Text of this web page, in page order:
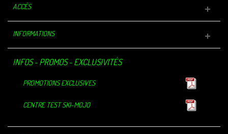
ACCÈS
INFORMATIONS
INFOS - PROMOS - EXCLUSIVITÉS
PROMOTIONS EXCLUSIVES
CENTRE TEST SKI-MOJO